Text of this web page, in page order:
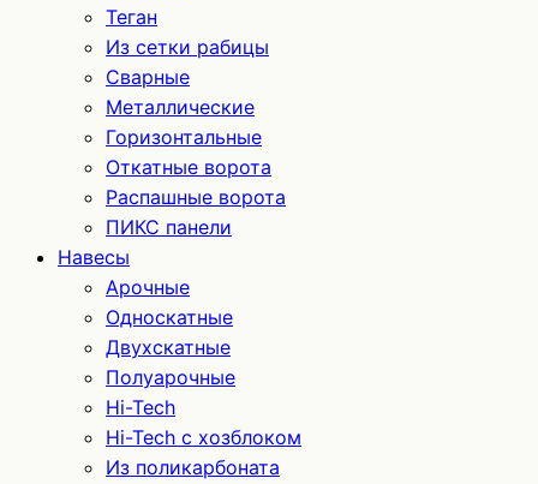
Теган
Из сетки рабицы
Сварные
Металлические
Горизонтальные
Откатные ворота
Распашные ворота
ПИКС панели
Навесы
Арочные
Односкатные
Двухскатные
Полуарочные
Hi-Tech
Hi-Tech с хозблоком
Из поликарбоната